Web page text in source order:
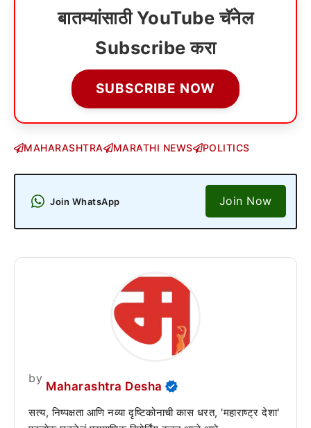
बातम्यांसाठी YouTube चॅनेल
Subscribe करा
SUBSCRIBE NOW
MAHARASHTRA MARATHI NEWS POLITICS
Join WhatsApp Join Now
by
Maharashtra Desha
सत्य, निष्पक्षता आणि नव्या दृष्टिकोनाची कास धरत, 'महाराष्ट्र देशा'